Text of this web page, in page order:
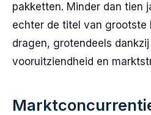
pakketten. Minder dan tien
echter de titel van
dragen, grotendeels
vooruitziendheid en